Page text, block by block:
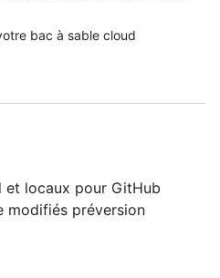
bac à sable cloud
et locaux pour GitHub
modifiés préversion